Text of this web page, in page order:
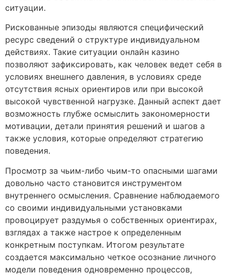
ситуации.
Рискованные эпизоды являются специфический
ресурс сведений о структуре индивидуальном
действиях. Такие ситуации онлайн казино
позволяют зафиксировать, как человек ведет себя в
условиях внешнего давления, в условиях среде
отсутствия ясных ориентиров или при высокой
высокой чувственной нагрузке. Данный аспект дает
возможность глубже осмыслить закономерности
мотивации, детали принятия решений и шагов а
также условия, которые определяют стратегию
поведения.
Просмотр за чьим-либо чьим-то опасными шагами
довольно часто становится инструментом
внутреннего осмысления. Сравнение наблюдаемого
со своими индивидуальными установками
провоцирует раздумья о собственных ориентирах,
взглядах а также настрое к определенным
конкретным поступкам. Итогом результате
создается максимально четкое осознание личного
модели поведения одновременно процессов,